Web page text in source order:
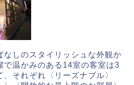
なしのスタイリッシュな外観か
で温かみのある14室の客室は3
それぞれ〈リーズナブル〉